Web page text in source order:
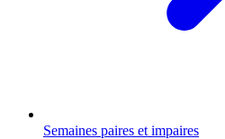
Semaines paires et impaires